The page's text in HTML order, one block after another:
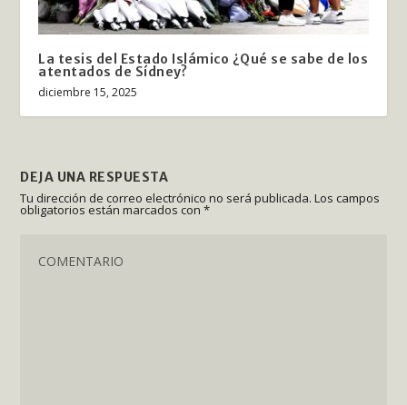
La tesis del Estado Islámico ¿Qué se sabe de los
atentados de Sídney?
diciembre 15, 2025
DEJA UNA RESPUESTA
Tu dirección de correo electrónico no será publicada. Los campos
obligatorios están marcados con*